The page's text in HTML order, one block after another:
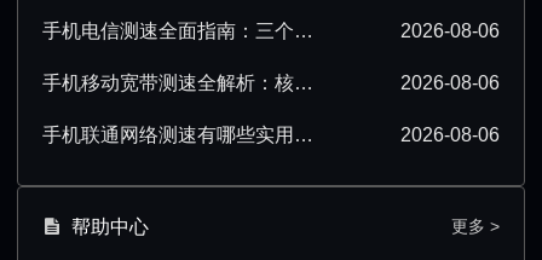
手机电信测速全面指南：三个要点必须掌握 2026-08-06
手机移动宽带测速全解析：核心要点必须掌握 2026-08-06
手机联通网络测速有哪些实用技巧？看完就会 2026-08-06
帮助中心 更多 >